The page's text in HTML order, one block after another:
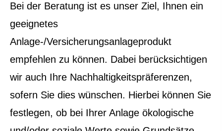
Bei der Beratung ist es unser Ziel, Ihnen ein
geeignetes
Anlage-/Versicherungsanlageprodukt
empfehlen zu können. Dabei berücksichtigen
wir auch Ihre Nachhaltigkeitspräferenzen,
sofern Sie dies wünschen. Hierbei können Sie
festlegen, ob bei Ihrer Anlage ökologische